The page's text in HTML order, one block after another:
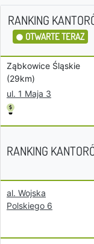
RANKING
OTWARTE TERAZ
Ząbkowice Śląskie
(29km)
ul. 1 Maja 3
RANKING
al. Wojska
Polskiego 6